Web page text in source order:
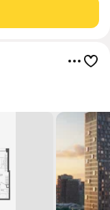
для отдыха и